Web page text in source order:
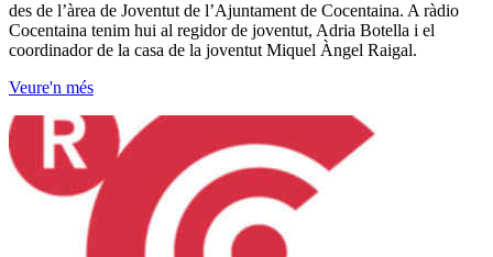
des de l’àrea de Joventut de l’Ajuntament de Cocentaina. A ràdio
Cocentaina tenim hui al regidor de joventut, Adria Botella i el
coordinador de la casa de la joventut Miquel Àngel Raigal.
Veure'n més